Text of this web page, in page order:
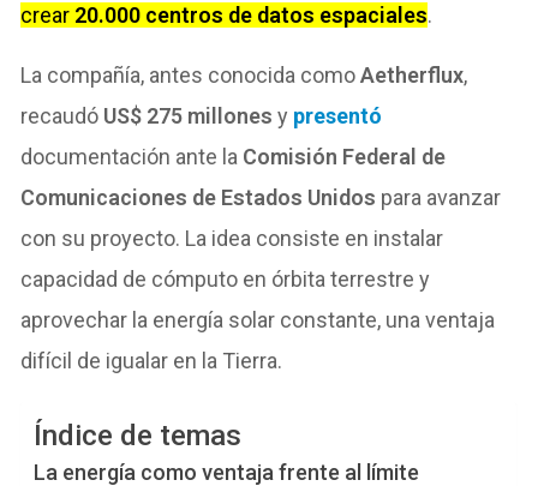
crear 20.000 centros de datos espaciales.
La compañía, antes conocida comoAetherflux,
recaudó US$ 275 millones y presentó
documentación ante la Comisión Federal de
Comunicaciones de Estados Unidos para avanzar
con su proyecto. La idea consiste en instalar
capacidad de cómputo en órbita terrestre y
aprovechar la energía solar constante, una ventaja
difícil de igualar en la Tierra.
Índice de temas
La energía como ventaja frente al límite